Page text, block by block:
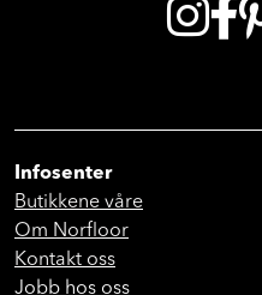
Infosenter
Butikkene våre
Om Norfloor
Kontakt oss
Jobb hos oss